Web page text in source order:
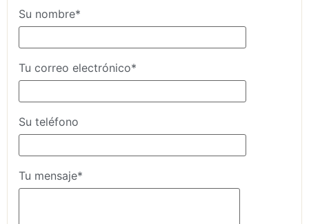
Su nombre*
Tu correo electrónico*
Su teléfono
Tu mensaje*